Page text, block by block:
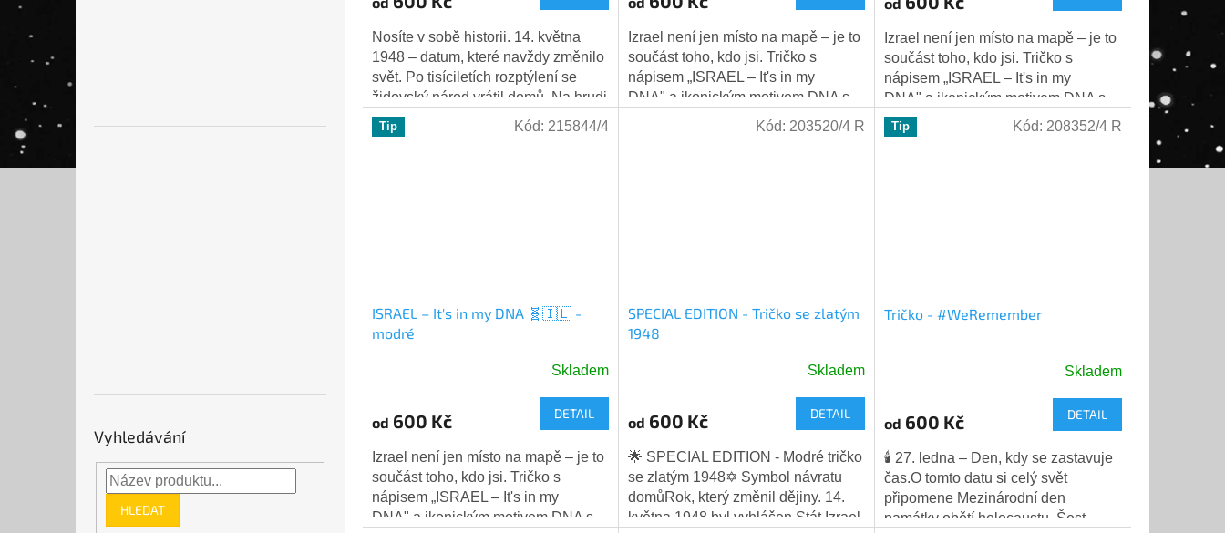
Vyhledávání
HLEDAT
Nosíte v sobě historii. 14. května
1948 – datum, které navždy změnilo
svět. Po tisíciletích rozptýlení se
židovský národ vrátil domů. Na hrudi
tohoto černého trička je výrazný...
Izrael není jen místo na mapě – je to
součást toho, kdo jsi. Tričko s
nápisem „ISRAEL – It's in my
DNA" a ikonickým motivem DNA s
Davidovou hvězdou je dokonalým...
Izrael není jen místo na mapě – je to
součást toho, kdo jsi. Tričko s
nápisem „ISRAEL – It's in my
DNA" a ikonickým motivem DNA s
Davidovou hvězdou je dokonalým...
Tip
ISRAEL – It's in my DNA 🧬🇮🇱 -
modré
Skladem
od 600 Kč DETAIL
Izrael není jen místo na mapě – je to
součást toho, kdo jsi. Tričko s
nápisem „ISRAEL – It's in my
DNA" a ikonickým motivem DNA s
Kód: 215844/4
SPECIAL EDITION - Tričko se zlatým
1948
produktu
je
5,0
z
5
hvězdiček.
Skladem
od 600 Kč DETAIL
🌟 SPECIAL EDITION - Modré tričko
se zlatým 1948✡️ Symbol návratu
domůRok, který změnil dějiny. 14.
května 1948 byl vyhlášen Stát Izrael
Kód: 203520/4 R Tip
Tričko - #WeRemember
produktu
je
5,0
z
5
hvězdiček.
Skladem
od 600 Kč DETAIL
🕯️ 27. ledna – Den, kdy se zastavuje
čas.O tomto datu si celý svět
připomene Mezinárodní den
památky obětí holocaustu. Šest
Kód: 208352/4 R